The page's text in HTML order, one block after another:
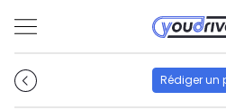
Rédiger un